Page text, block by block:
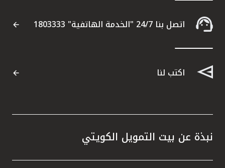
أدوات وخدمات
خدمات ما بعد البيع
اتصل بنا
مواقع الفروع وأجهزة الصرف الآلي
اتصل بنا 24/7 "الخدمة الهاتفية" 1803333
اكتب لنا
نبذة عن بيت التمويل الكويتي